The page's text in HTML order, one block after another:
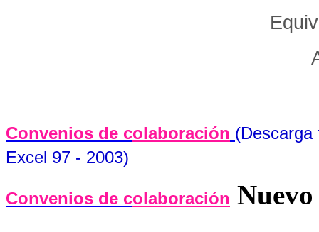
Convenios de colaboración (Descarga
Excel 97 - 2003)
Convenios de colaboración